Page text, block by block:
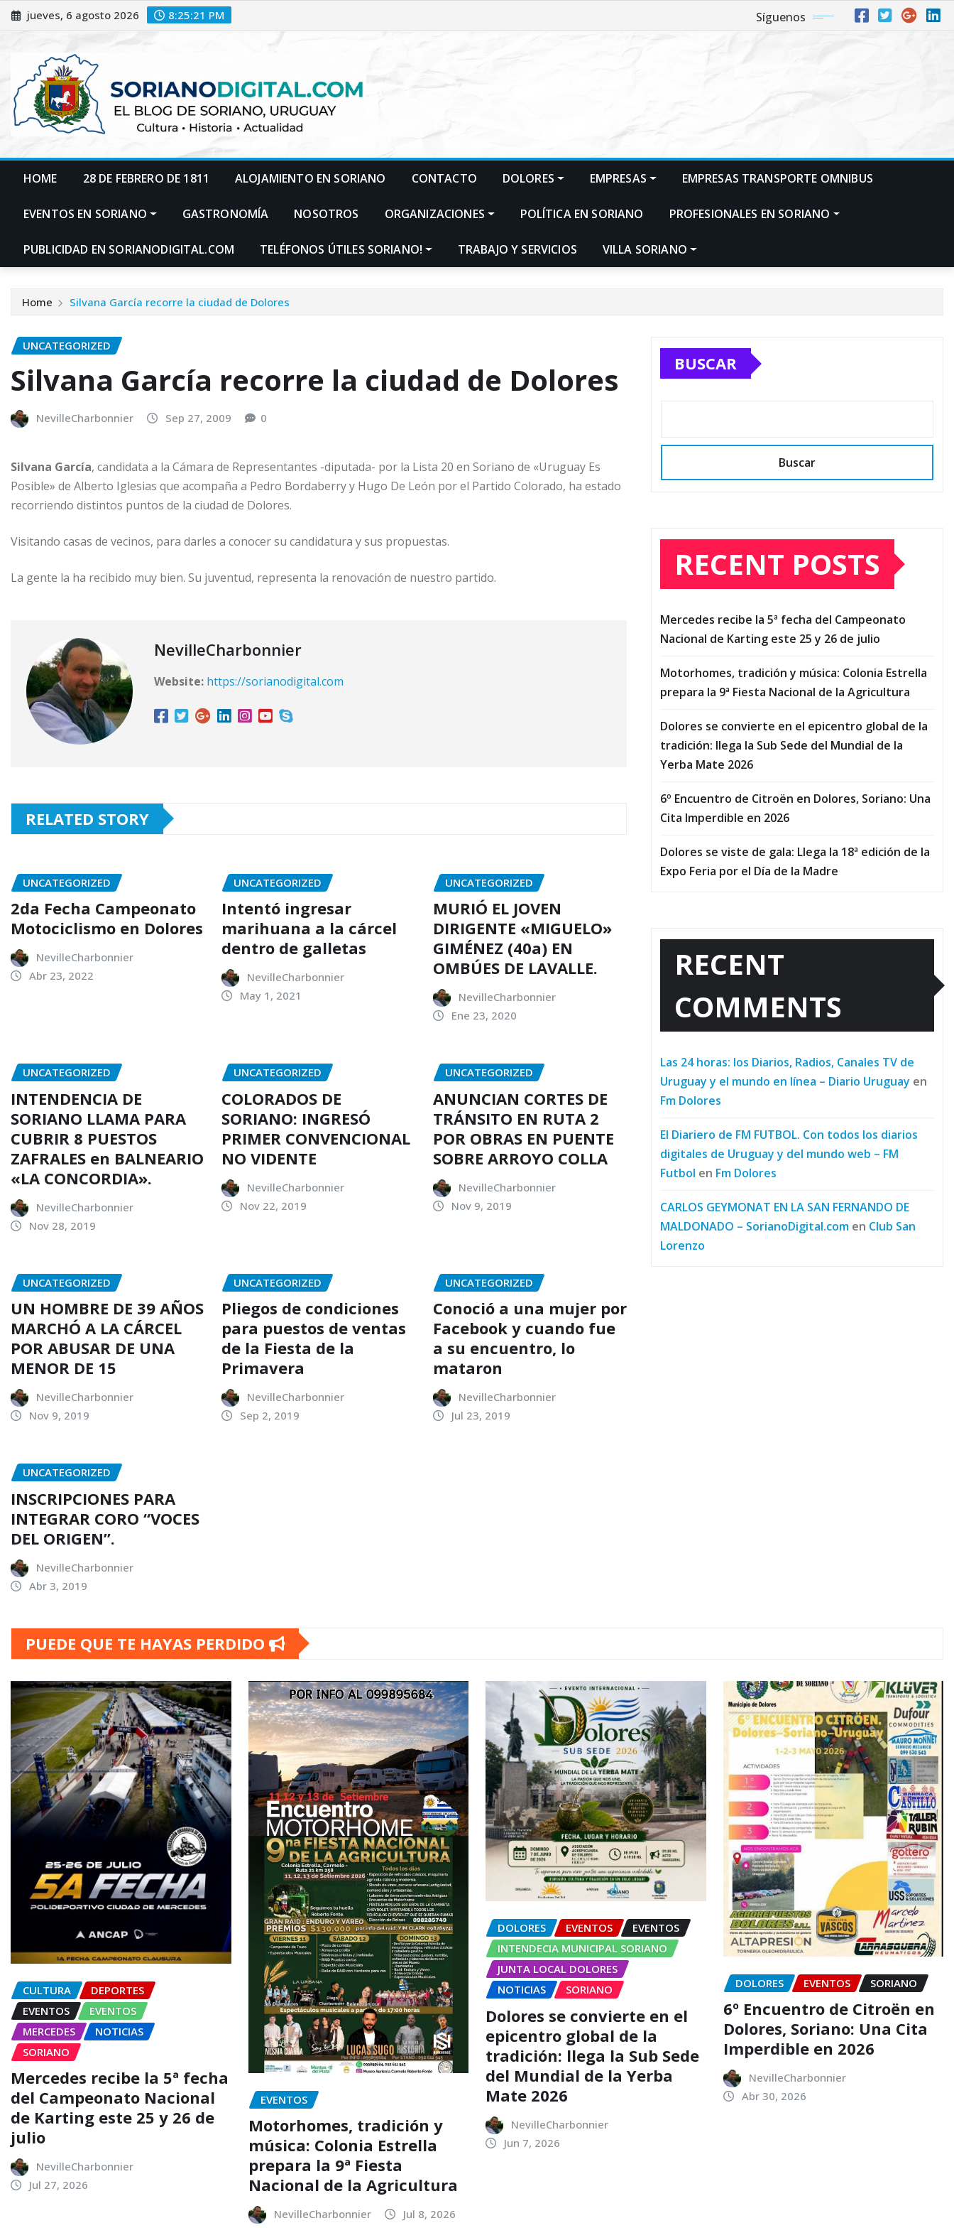
Skip
to
jueves, 6 agosto 2026 8:25:22 PM Síguenos
HOME 28 DE FEBRERO DE 1811 ALOJAMIENTO EN SORIANO CONTACTO DOLORES EMPRESAS EMPRESAS TRANSPORTE OMNIBUS
EVENTOS EN SORIANO GASTRONOMÍA NOSOTROS ORGANIZACIONES POLÍTICA EN SORIANO PROFESIONALES EN SORIANO
PUBLICIDAD EN SORIANODIGITAL.COM TELÉFONOS ÚTILES SORIANO! TRABAJO Y SERVICIOS VILLA SORIANO
Home Silvana García recorre la ciudad de Dolores
UNCATEGORIZED
Silvana García recorre la ciudad de Dolores
NevilleCharbonnier Sep 27, 2009 0
Silvana García, candidata a la Cámara de Representantes -diputada- por la Lista 20 en Soriano de «Uruguay Es
Posible» de Alberto Iglesias que acompaña a Pedro Bordaberry y Hugo De León por el Partido Colorado, ha estado
recorriendo distintos puntos de la ciudad de Dolores.
Visitando casas de vecinos, para darles a conocer su candidatura y sus propuestas.
La gente la ha recibido muy bien. Su juventud, representa la renovación de nuestro partido.
NevilleCharbonnier
Website: https://sorianodigital.com
RELATED STORY
UNCATEGORIZED
2da Fecha Campeonato
Motociclismo en Dolores
NevilleCharbonnier
Abr 23, 2022
UNCATEGORIZED
Intentó ingresar
marihuana a la cárcel
dentro de galletas
NevilleCharbonnier
May 1, 2021
UNCATEGORIZED
MURIÓ EL JOVEN
DIRIGENTE «MIGUELO»
GIMÉNEZ (40a) EN
OMBÚES DE LAVALLE.
NevilleCharbonnier
Ene 23, 2020
UNCATEGORIZED
INTENDENCIA DE
SORIANO LLAMA PARA
CUBRIR 8 PUESTOS
ZAFRALES en BALNEARIO
«LA CONCORDIA».
NevilleCharbonnier
Nov 28, 2019
UNCATEGORIZED
COLORADOS DE
SORIANO: INGRESÓ
PRIMER CONVENCIONAL
NO VIDENTE
NevilleCharbonnier
Nov 22, 2019
UNCATEGORIZED
ANUNCIAN CORTES DE
TRÁNSITO EN RUTA 2
POR OBRAS EN PUENTE
SOBRE ARROYO COLLA
NevilleCharbonnier
Nov 9, 2019
UNCATEGORIZED
UN HOMBRE DE 39 AÑOS
MARCHÓ A LA CÁRCEL
POR ABUSAR DE UNA
MENOR DE 15
NevilleCharbonnier
Nov 9, 2019
UNCATEGORIZED
Pliegos de condiciones
para puestos de ventas
de la Fiesta de la
Primavera
NevilleCharbonnier
Sep 2, 2019
UNCATEGORIZED
Conoció a una mujer por
Facebook y cuando fue
a su encuentro, lo
mataron
NevilleCharbonnier
Jul 23, 2019
UNCATEGORIZED
INSCRIPCIONES PARA
INTEGRAR CORO “VOCES
DEL ORIGEN”.
NevilleCharbonnier
Abr 3, 2019
BUSCAR
Buscar
RECENT POSTS
Mercedes recibe la 5ª fecha del Campeonato
Nacional de Karting este 25 y 26 de julio
Motorhomes, tradición y música: Colonia Estrella
prepara la 9ª Fiesta Nacional de la Agricultura
Dolores se convierte en el epicentro global de la
tradición: llega la Sub Sede del Mundial de la
Yerba Mate 2026
6º Encuentro de Citroën en Dolores, Soriano: Una
Cita Imperdible en 2026
Dolores se viste de gala: Llega la 18ª edición de la
Expo Feria por el Día de la Madre
RECENT
COMMENTS
Las 24 horas: los Diarios, Radios, Canales TV de
Uruguay y el mundo en línea – Diario Uruguay en
Fm Dolores
El Diariero de FM FUTBOL. Con todos los diarios
digitales de Uruguay y del mundo web – FM
Futbol en Fm Dolores
CARLOS GEYMONAT EN LA SAN FERNANDO DE
MALDONADO – SorianoDigital.com en Club San
Lorenzo
PUEDE QUE TE HAYAS PERDIDO
CULTURA
DEPORTES
EVENTOS
EVENTOS
MERCEDES
NOTICIAS
SORIANO
Mercedes recibe la 5ª fecha
del Campeonato Nacional
de Karting este 25 y 26 de
julio
NevilleCharbonnier
Jul 27, 2026
EVENTOS
Motorhomes, tradición y
música: Colonia Estrella
prepara la 9ª Fiesta
Nacional de la Agricultura
NevilleCharbonnier Jul 8, 2026
DOLORES EVENTOS
EVENTOS
INTENDECIA MUNICIPAL SORIANO
JUNTA LOCAL DOLORES
NOTICIAS
SORIANO
Dolores se convierte en el
epicentro global de la
tradición: llega la Sub Sede
del Mundial de la Yerba
Mate 2026
NevilleCharbonnier
Jun 7, 2026
DOLORES EVENTOS SORIANO
6º Encuentro de Citroën en
Dolores, Soriano: Una Cita
Imperdible en 2026
NevilleCharbonnier
Abr 30, 2026